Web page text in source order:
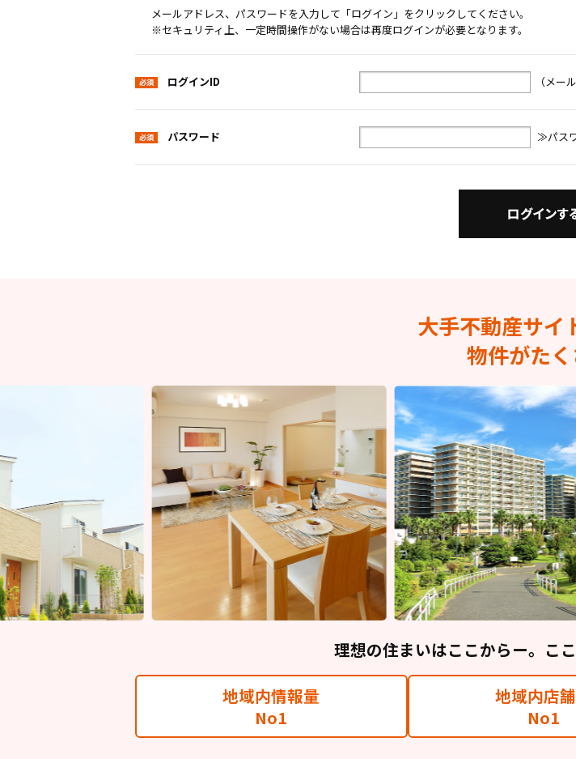
メールアドレス、パスワードを入力して「ログイン」をクリックしてください。
※セキュリティ上、一定時間操作がない場合は再度ログインが必要となります。
ログインID （メー
パスワード ≫パス
大手不動産サイ
物件がた
理想の住まいはここからー。こ
地域内情報量
No1
地域内店
No1